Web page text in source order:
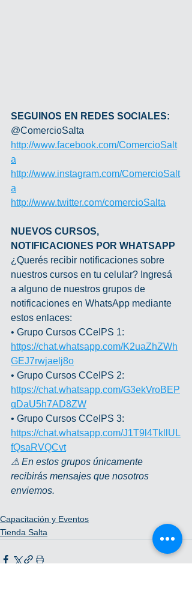
SEGUINOS EN REDES SOCIALES:
@ComercioSalta
http://www.facebook.com/ComercioSalt
a
http://www.instagram.com/ComercioSalt
a
http://www.twitter.com/comercioSalta
NUEVOS CURSOS,
NOTIFICACIONES POR WHATSAPP
¿Querés recibir notificaciones sobre
nuestros cursos en tu celular? Ingresá
a alguno de nuestros grupos de
notificaciones en WhatsApp mediante
estos enlaces:
• Grupo Cursos CCeIPS 1:
https://chat.whatsapp.com/K2uaZhZWh
GEJ7rwjaelj8o
• Grupo Cursos CCeIPS 2:
https://chat.whatsapp.com/G3ekVroBEP
qDaU5h7AD8ZW
• Grupo Cursos CCeIPS 3:
https://chat.whatsapp.com/J1T9l4TkllUL
fQsaRVQCvt
⚠ En estos grupos únicamente
recibirás mensajes que nosotros
enviemos.
Capacitación y Eventos
Tienda Salta